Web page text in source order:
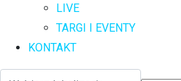
LIVE
TARGI I EVENTY
KONTAKT